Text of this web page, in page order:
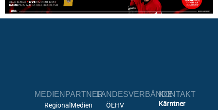
MEDIENPARTNER
RegionalMedien
LANDESVERBÄNDE
ÖEHV
KONTAKT
Kärntner